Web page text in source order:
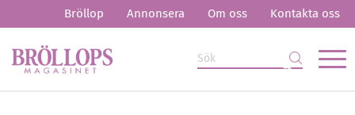
Bröllop Annonsera Om oss Kontakta oss